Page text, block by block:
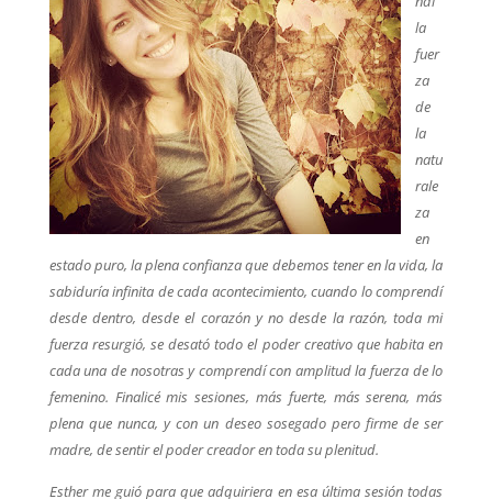
la
fuer
za
de
la
natu
rale
za
en
estado puro, la plena confianza que debemos tener en la vida, la
sabiduría infinita de cada acontecimiento, cuando lo comprendí
desde dentro, desde el corazón y no desde la razón, toda mi
fuerza resurgió, se desató todo el poder creativo que habita en
cada una de nosotras y comprendí con amplitud la fuerza de lo
femenino. Finalicé mis sesiones, más fuerte, más serena, más
plena que nunca, y con un deseo sosegado pero firme de ser
madre, de sentir el poder creador en toda su plenitud.
Esther me guió para que adquiriera en esa última sesión todas